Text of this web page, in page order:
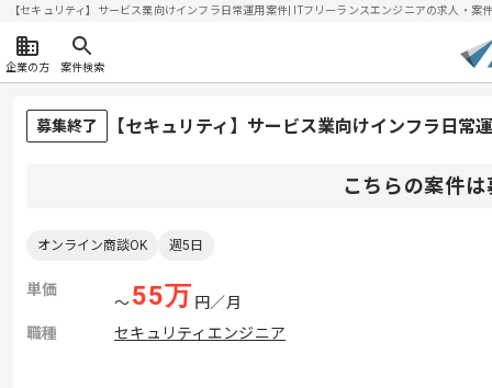
【セキュリティ】サービス業向けインフラ日常運用案件| ITフリーランスエンジニアの求人・
企業の方 案件検索
募集終了 【セキュリティ】サービス業向けインフラ日常
こちらの案件
オンライン商談OK 週5日
単価
〜55万 円／月
職種
セキュリティエンジニア